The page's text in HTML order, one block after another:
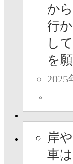
か
行
し
を
2025
岸
車